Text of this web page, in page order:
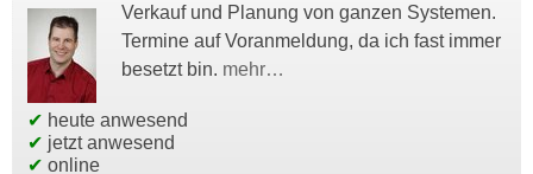
Verkauf und Planung von ganzen Systemen.
Termine auf Voranmeldung, da ich fast immer
besetzt bin. mehr…
✔ heute anwesend
✔ jetzt anwesend
✔ online